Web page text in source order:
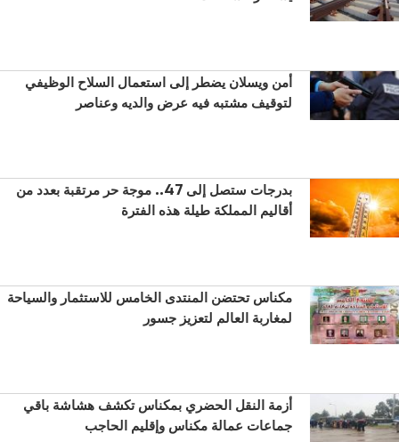
أمن ويسلان يضطر إلى استعمال السلاح الوظيفي
لتوقيف مشتبه فيه عرض والديه وعناصر
بدرجات ستصل إلى 47.. موجة حر مرتقبة بعدد من
أقاليم المملكة طيلة هذه الفترة
مكناس تحتضن المنتدى الخامس للاستثمار والسياحة
لمغاربة العالم لتعزيز جسور
أزمة النقل الحضري بمكناس تكشف هشاشة باقي
جماعات عمالة مكناس وإقليم الحاجب